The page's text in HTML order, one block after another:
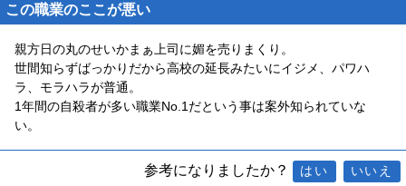
この職業のここが悪い
親方日の丸のせいかまぁ上司に媚を売りまくり。
世間知らずばっかりだから高校の延長みたいにイジメ、パワハ
ラ、モラハラが普通。
1年間の自殺者が多い職業No.1だという事は案外知られていな
い。
参考になりましたか？